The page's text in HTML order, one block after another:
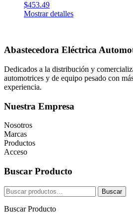
$453.49
Mostrar detalles
Abastecedora Eléctrica
Dedicados a la distribución y
automotrices y de equipo pesado con
experiencia.
Nuestra Empresa
Nosotros
Marcas
Productos
Acceso
Buscar Producto
Buscar
por:
Buscar
Buscar Producto